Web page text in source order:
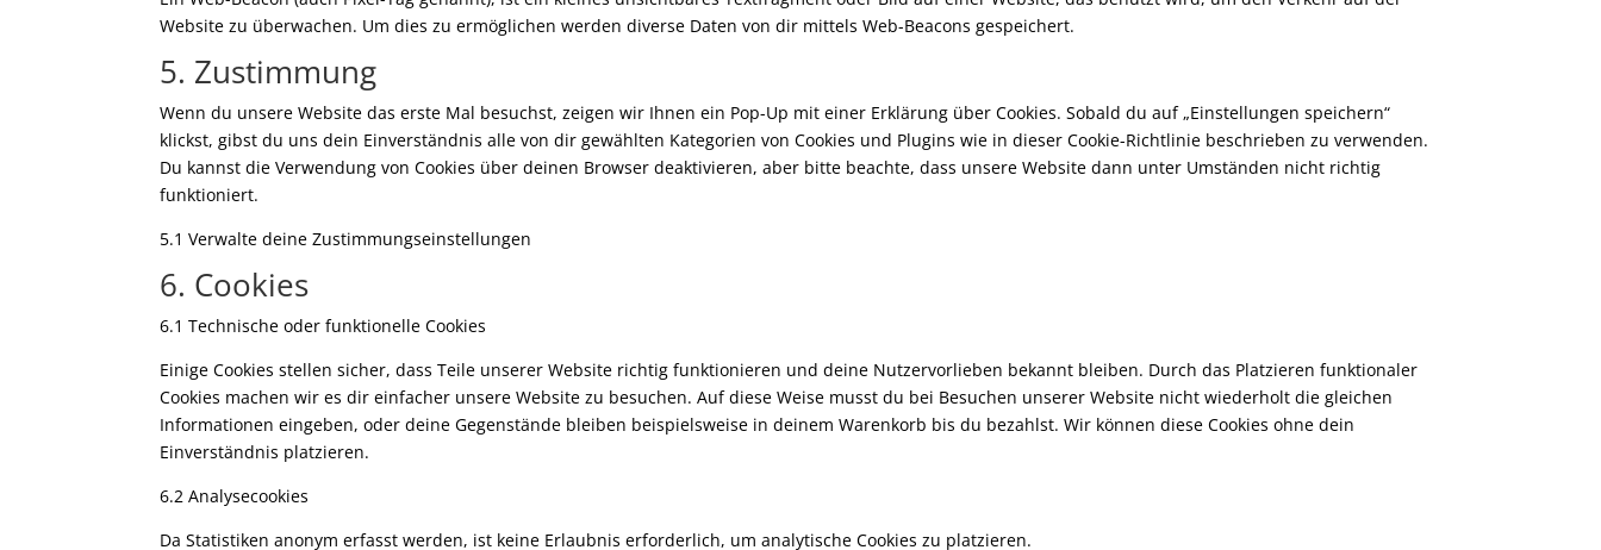
Website zu überwachen. Um dies zu ermöglichen werden diverse Daten von dir mittels Web-Beacons gespeichert.
5. Zustimmung
Wenn du unsere Website das erste Mal besuchst, zeigen wir Ihnen ein Pop-Up mit einer Erklärung über Cookies. Sobald du auf „Einstellungen speichern“
klickst, gibst du uns dein Einverständnis alle von dir gewählten Kategorien von Cookies und Plugins wie in dieser Cookie-Richtlinie beschrieben zu verwenden.
Du kannst die Verwendung von Cookies über deinen Browser deaktivieren, aber bitte beachte, dass unsere Website dann unter Umständen nicht richtig
funktioniert.
5.1 Verwalte deine Zustimmungseinstellungen
6. Cookies
6.1 Technische oder funktionelle Cookies
Einige Cookies stellen sicher, dass Teile unserer Website richtig funktionieren und deine Nutzervorlieben bekannt bleiben. Durch das Platzieren funktionaler
Cookies machen wir es dir einfacher unsere Website zu besuchen. Auf diese Weise musst du bei Besuchen unserer Website nicht wiederholt die gleichen
Informationen eingeben, oder deine Gegenstände bleiben beispielsweise in deinem Warenkorb bis du bezahlst. Wir können diese Cookies ohne dein
Einverständnis platzieren.
6.2 Analysecookies
Da Statistiken anonym erfasst werden, ist keine Erlaubnis erforderlich, um analytische Cookies zu platzieren.